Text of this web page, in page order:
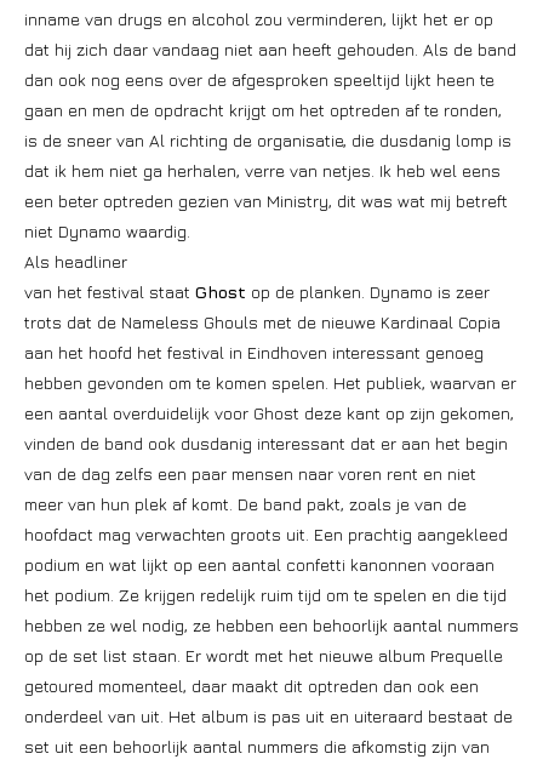
inname van drugs en alcohol zou verminderen, lijkt het er op
dat hij zich daar vandaag niet aan heeft gehouden. Als de band
dan ook nog eens over de afgesproken speeltijd lijkt heen te
gaan en men de opdracht krijgt om het optreden af te ronden,
is de sneer van Al richting de organisatie, die dusdanig lomp is
dat ik hem niet ga herhalen, verre van netjes. Ik heb wel eens
een beter optreden gezien van Ministry, dit was wat mij betreft
niet Dynamo waardig.
Als headliner
van het festival staat Ghost op de planken. Dynamo is zeer
trots dat de Nameless Ghouls met de nieuwe Kardinaal Copia
aan het hoofd het festival in Eindhoven interessant genoeg
hebben gevonden om te komen spelen. Het publiek, waarvan er
een aantal overduidelijk voor Ghost deze kant op zijn gekomen,
vinden de band ook dusdanig interessant dat er aan het begin
van de dag zelfs een paar mensen naar voren rent en niet
meer van hun plek af komt. De band pakt, zoals je van de
hoofdact mag verwachten groots uit. Een prachtig aangekleed
podium en wat lijkt op een aantal confetti kanonnen vooraan
het podium. Ze krijgen redelijk ruim tijd om te spelen en die tijd
hebben ze wel nodig, ze hebben een behoorlijk aantal nummers
op de set list staan. Er wordt met het nieuwe album Prequelle
getoured momenteel, daar maakt dit optreden dan ook een
onderdeel van uit. Het album is pas uit en uiteraard bestaat de
set uit een behoorlijk aantal nummers die afkomstig zijn van